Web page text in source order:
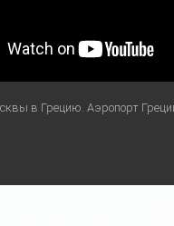
в Грецию. Аэропорт